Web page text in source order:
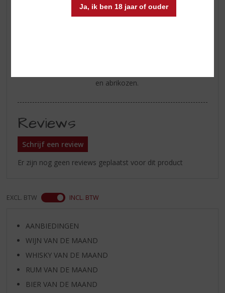
Ja, ik ben 18 jaar of ouder
Alcoholpercentage
12% vol
Champagne
en abrikozen.
Reviews
Schrijf een review
Er zijn nog geen reviews geplaatst voor dit product
EXCL. BTW INCL. BTW
AANBIEDINGEN
WIJN VAN DE MAAND
WHISKY VAN DE MAAND
RUM VAN DE MAAND
BIER VAN DE MAAND